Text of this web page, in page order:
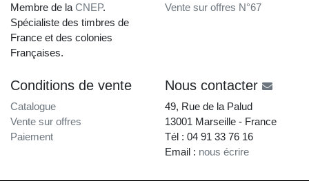
Membre de la CNEP.
Spécialiste des timbres de
France et des colonies
Françaises.
Vente sur offres N°67
Conditions de vente
Catalogue
Vente sur offres
Paiement
Nous contacter
49, Rue de la Palud
13001 Marseille - France
Tél : 04 91 33 76 16
Email : nous écrire